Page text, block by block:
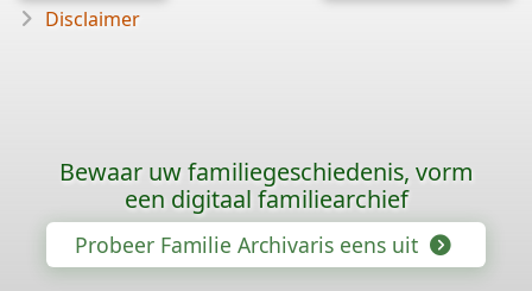
Disclaimer
Bewaar uw familiegeschiedenis, vorm
een digitaal familiearchief
Probeer Familie Archivaris eens uit